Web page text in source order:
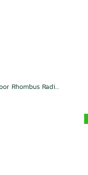
Artisan Wood Floor Rhombus Radiance